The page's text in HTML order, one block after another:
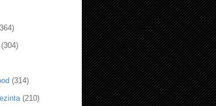
(304)
(314)
(210)